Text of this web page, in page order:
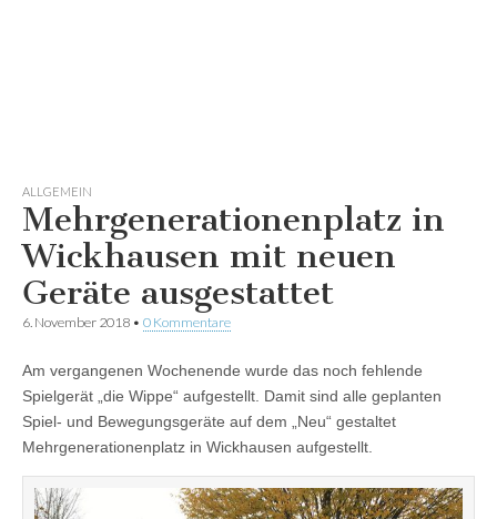
ALLGEMEIN
Mehrgenerationenplatz in
Wickhausen mit neuen
Geräte ausgestattet
6. November 2018 • 0 Kommentare
Am vergangenen Wochenende wurde das noch fehlende
Spielgerät „die Wippe“ aufgestellt. Damit sind alle geplanten
Spiel- und Bewegungsgeräte auf dem
„Neu“ gestaltet
Mehrgenerationenplatz in Wickhausen aufgestellt.